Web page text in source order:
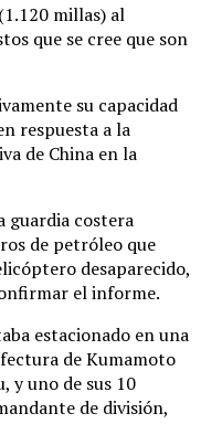
millas) al
que se cree que son
su capacidad
respuesta a la
de China en la
guardia costera
de petróleo que
desaparecido,
el informe.
estacionado en una
de Kumamoto
y uno de sus 10
de división,